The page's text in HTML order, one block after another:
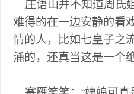
庄语山并不知道周氏
难得的在一边安静的看
情的人，比如七皇子之
涌的，还真当这是一个